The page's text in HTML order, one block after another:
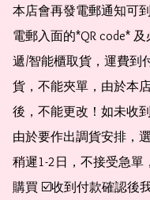
本店會再發電郵通知可
電郵入面的*QR code*
遞/智能櫃取貨，運費到
貨，不能夾單，由於本
後，不能更改！如未收
由於要作出調貨安排，
稍遲1-2日，不接受急單
購買 ☑️收到付款確認後